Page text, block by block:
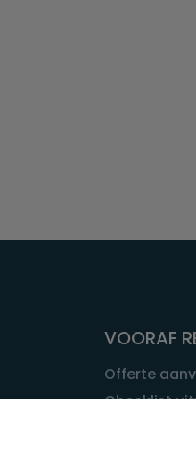
VOORAF
Offerte
Checklist